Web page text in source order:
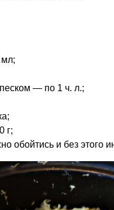
— по 1 ч. л.;
г;
обойтись и без этого